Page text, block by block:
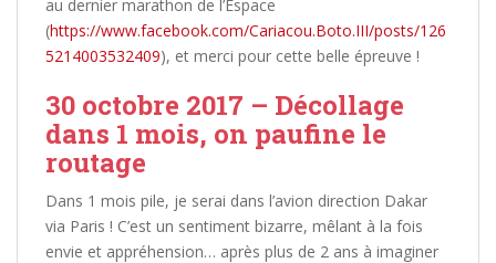
au dernier marathon de l’Espace
(https://www.facebook.com/Cariacou.Boto.III/posts/126
5214003532409), et merci pour cette belle épreuve !
30 octobre 2017 – Décollage
dans 1 mois, on paufine le
routage
Dans 1 mois pile, je serai dans l’avion direction Dakar
via Paris ! C’est un sentiment bizarre, mêlant à la fois
envie et appréhension… après plus de 2 ans à imaginer